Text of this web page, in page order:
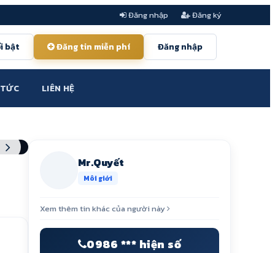
Đăng nhập Đăng ký
bật Đăng tin miễn phí Đăng nhập
LIÊN HỆ
Mr.Quyết
Môi giới
Xem thêm tin khác của người này
0986 *** hiện số